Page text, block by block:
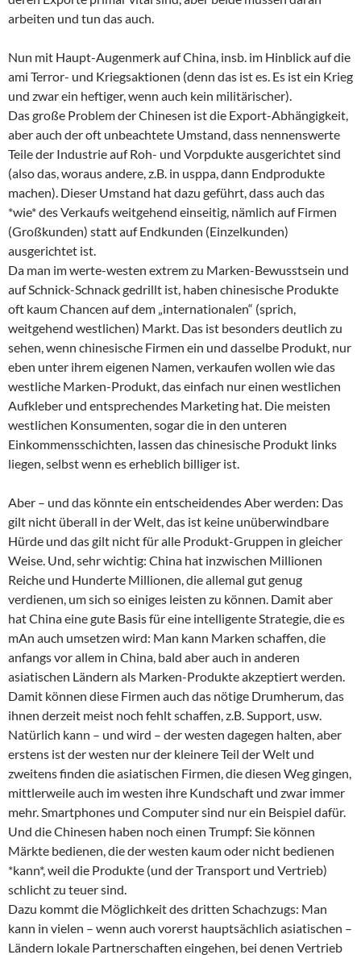
arbeiten und tun das auch.
Nun mit Haupt-Augenmerk auf China, insb. im Hinblick auf die
ami Terror- und Kriegsaktionen (denn das ist es. Es ist ein Krieg
und zwar ein heftiger, wenn auch kein militärischer).
Das große Problem der Chinesen ist die Export-Abhängigkeit,
aber auch der oft unbeachtete Umstand, dass nennenswerte
Teile der Industrie auf Roh- und Vorpdukte ausgerichtet sind
(also das, woraus andere, z.B. in usppa, dann Endprodukte
machen). Dieser Umstand hat dazu geführt, dass auch das
*wie* des Verkaufs weitgehend einseitig, nämlich auf Firmen
(Großkunden) statt auf Endkunden (Einzelkunden)
ausgerichtet ist.
Da man im werte-westen extrem zu Marken-Bewusstsein und
auf Schnick-Schnack gedrillt ist, haben chinesische Produkte
oft kaum Chancen auf dem „internationalen“ (sprich,
weitgehend westlichen) Markt. Das ist besonders deutlich zu
sehen, wenn chinesische Firmen ein und dasselbe Produkt, nur
eben unter ihrem eigenen Namen, verkaufen wollen wie das
westliche Marken-Produkt, das einfach nur einen westlichen
Aufkleber und entsprechendes Marketing hat. Die meisten
westlichen Konsumenten, sogar die in den unteren
Einkommensschichten, lassen das chinesische Produkt links
liegen, selbst wenn es erheblich billiger ist.
Aber – und das könnte ein entscheidendes Aber werden: Das
gilt nicht überall in der Welt, das ist keine unüberwindbare
Hürde und das gilt nicht für alle Produkt-Gruppen in gleicher
Weise. Und, sehr wichtig: China hat inzwischen Millionen
Reiche und Hunderte Millionen, die allemal gut genug
verdienen, um sich so einiges leisten zu können. Damit aber
hat China eine gute Basis für eine intelligente Strategie, die es
mAn auch umsetzen wird: Man kann Marken schaffen, die
anfangs vor allem in China, bald aber auch in anderen
asiatischen Ländern als Marken-Produkte akzeptiert werden.
Damit können diese Firmen auch das nötige Drumherum, das
ihnen derzeit meist noch fehlt schaffen, z.B. Support, usw.
Natürlich kann – und wird – der westen dagegen halten, aber
erstens ist der westen nur der kleinere Teil der Welt und
zweitens finden die asiatischen Firmen, die diesen Weg gingen,
mittlerweile auch im westen ihre Kundschaft und zwar immer
mehr. Smartphones und Computer sind nur ein Beispiel dafür.
Und die Chinesen haben noch einen Trumpf: Sie können
Märkte bedienen, die der westen kaum oder nicht bedienen
*kann*, weil die Produkte (und der Transport und Vertrieb)
schlicht zu teuer sind.
Dazu kommt die Möglichkeit des dritten Schachzugs: Man
kann in vielen – wenn auch vorerst hauptsächlich asiatischen –
Ländern lokale Partnerschaften eingehen, bei denen Vertrieb